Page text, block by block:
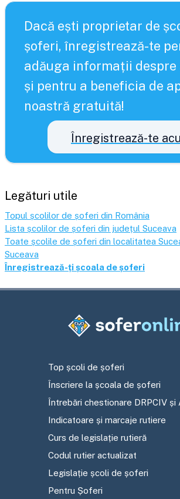
Dacă ești proprietar de
șoferi, înregistrează-te
adăuga informații despre
și pentru a beneficia de
noastră gratuită!
Înregistrează-te
Legături utile
Topul școlilor de șoferi din România
Lista școlilor de șoferi din județul Suceava
Toate școlile de șoferi din localitatea
Suceava
Înregistrează-ți școala de șoferi
Top școli de șoferi
Înscriere la școala de șoferi
Întrebări chestionare DRPCIV
Indicatoare și marcaje rutiere
Curs de legislație rutieră
Codul rutier actualizat
Legislație școli de șoferi
Pentru Șoferi